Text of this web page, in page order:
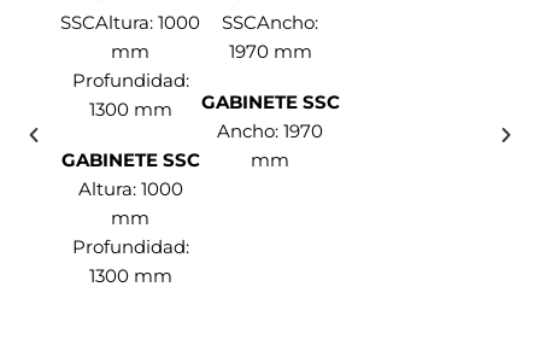
GABINETE SSC
Altura: 1000
mm
Profundidad:
1300 mm
GABINETE SSC
Ancho: 1970
mm